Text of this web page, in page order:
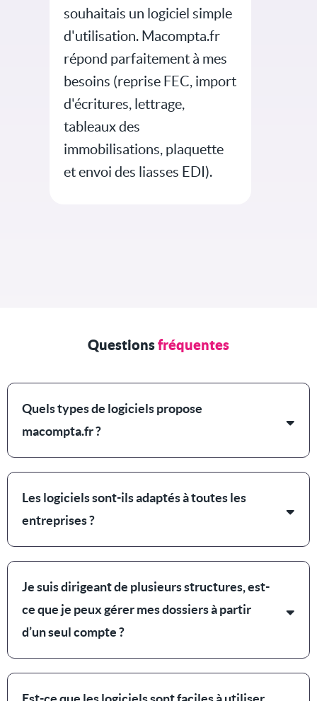
souhaitais un logiciel simple
d'utilisation. Macompta.fr
répond parfaitement à mes
besoins (reprise FEC, import
d'écritures, lettrage,
tableaux des
immobilisations, plaquette
et envoi des liasses EDI).
Questionsfréquentes
Quels types de logiciels propose
macompta.fr ?
Les logiciels sont-ils adaptés à toutes les
entreprises ?
Je suis dirigeant de plusieurs structures, est-
ce que je peux gérer mes dossiers à partir
d’un seul compte ?